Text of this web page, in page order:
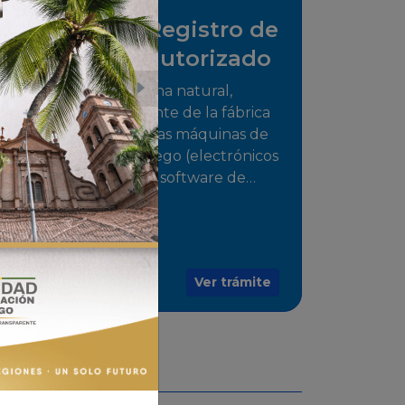
Solicitud de Registro de
distribuidor autorizado
Tramite para la persona natural,
jurídica o representante de la fábrica
que comercializarán las máquinas de
juego o medios de juego (electrónicos
o electromecánicos o software de
juegos) de las Empresas Fabricantes
Autorizadas
Ver trámite